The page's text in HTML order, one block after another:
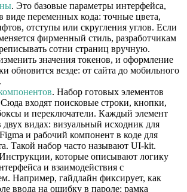
. Это базовые параметры интерфейса,
виде переменных кода: точные цвета,
отступы или скругления углов. Если
фирменный стиль, разработчикам
сотни страниц вручную.
значения токенов, и оформление
обновится везде: от сайта до мобильного
. Набор готовых элементов
входят поисковые строки, кнопки,
и переключатели. Каждый элемент
двух видах: визуальный исходник для
и рабочий компонент в коде для
Такой набор часто называют UI-kit.
которые описывают логику
и взаимодействия с
Например, гайдлайн фиксирует, как
ввода на ошибку в пароле: рамка